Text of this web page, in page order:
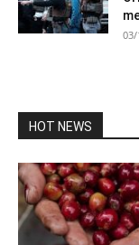
03/
HOT NEWS